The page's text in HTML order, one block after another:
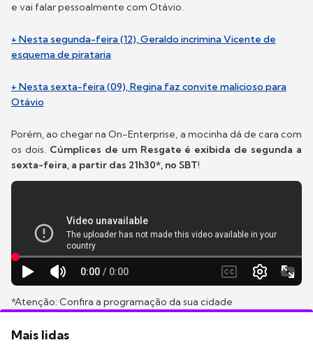
e vai falar pessoalmente com Otávio.
+ Nesta segunda-feira (12), Geraldo incrimina Vicente de
esquema de pirataria
+ Nesta sexta-feira (09), Regina faz convite malicioso para
Otávio
Porém, ao chegar na On-Enterprise, a mocinha dá de cara com
os dois. Cúmplices de um Resgate é exibida de segunda a
sexta-feira, a partir das 21h30*, no SBT!
*Atenção: Confira a programação da sua cidade
Mais lidas